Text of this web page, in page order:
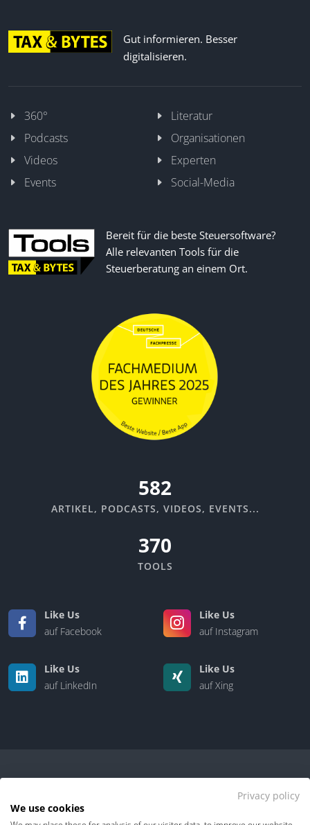
Gut informieren. Besser
digitalisieren.
360°
Literatur
Podcasts
Organisationen
Videos
Experten
Events
Social-Media
Bereit für die beste Steuersoftware?
Alle relevanten Tools für die
Steuerberatung an einem Ort.
670
ARTIKEL, PODCASTS, VIDEOS, EVENTS...
370
TOOLS
Like Us
auf Facebook
Like Us
auf Instagram
Like Us
auf LinkedIn
Like Us
auf Xing
Privacy policy
We use cookies